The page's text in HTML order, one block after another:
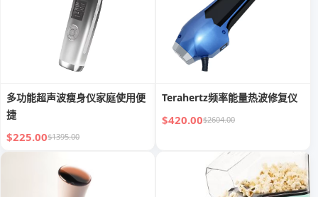
多功能超声波瘦身仪家庭使用便
捷
$225.00$1395.00
Terahertz频率能量热波修复仪
$420.00$2604.00